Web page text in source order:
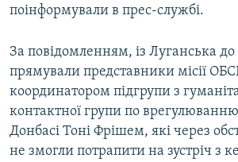
поінформували в прес-службі.
За повідомленням, із Луганська
прямували представники місії
координатором підгрупи з
контактної групи по врегулюванню
Донбасі Тоні Фрішем, які через
не змогли потрапити на зустріч з